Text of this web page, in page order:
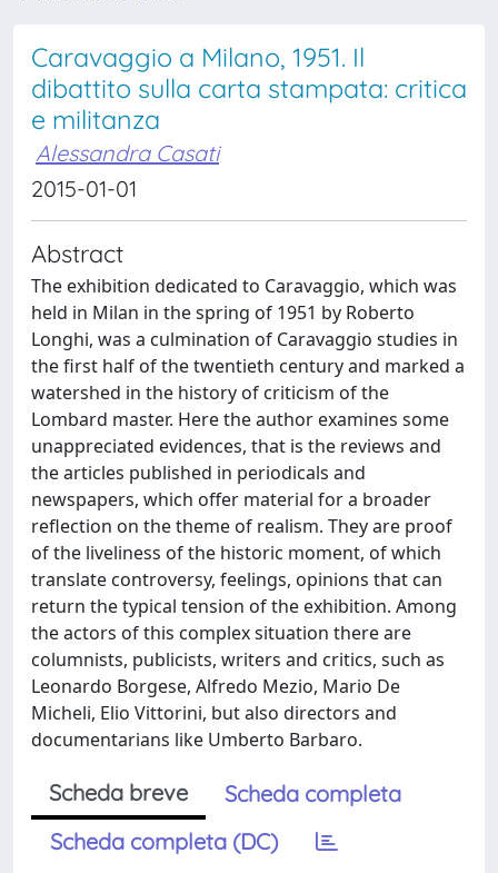
Caravaggio a Milano, 1951. Il
dibattito sulla carta stampata: critica
e militanza
Alessandra Casati
2015-01-01
Abstract
The exhibition dedicated to Caravaggio, which was
held in Milan in the spring of 1951 by Roberto
Longhi, was a culmination of Caravaggio studies in
the first half of the twentieth century and marked a
watershed in the history of criticism of the
Lombard master. Here the author examines some
unappreciated evidences, that is the reviews and
the articles published in periodicals and
newspapers, which offer material for a broader
reflection on the theme of realism. They are proof
of the liveliness of the historic moment, of which
translate controversy, feelings, opinions that can
return the typical tension of the exhibition. Among
the actors of this complex situation there are
columnists, publicists, writers and critics, such as
Leonardo Borgese, Alfredo Mezio, Mario De
Micheli, Elio Vittorini, but also directors and
documentarians like Umberto Barbaro.
Scheda breve
Scheda completa
Scheda completa (DC)